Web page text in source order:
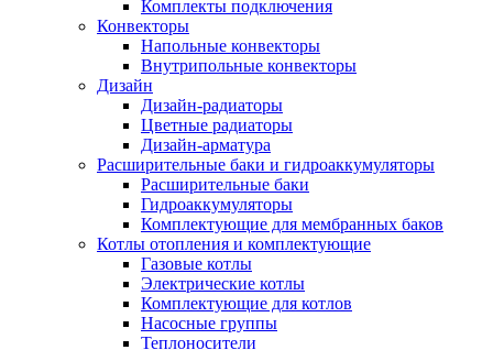
Комплекты подключения
Конвекторы
Напольные конвекторы
Внутрипольные конвекторы
Дизайн
Дизайн-радиаторы
Цветные радиаторы
Дизайн-арматура
Расширительные баки и гидроаккумуляторы
Расширительные баки
Гидроаккумуляторы
Комплектующие для мембранных баков
Котлы отопления и комплектующие
Газовые котлы
Электрические котлы
Комплектующие для котлов
Насосные группы
Теплоносители